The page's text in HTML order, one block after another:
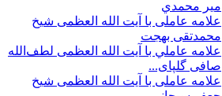
مير محمدي
علامه عاملی با آيت الله العظمى شيخ
محمدتقی بهجت
علامه عاملي با آیت الله العظمی لطف‌الله
صافی گلپای...
علامه عاملی با آيت الله العظمى شيخ